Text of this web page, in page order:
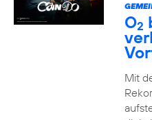
O2
Mit